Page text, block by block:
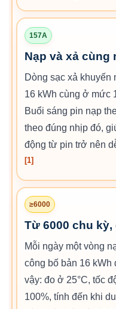
157A
Nạp và xả cùng
Dòng sạc xả khuyến
16 kWh cùng ở mức
Buổi sáng pin nạp
theo đúng nhịp đó,
động từ pin trở nên
[1]
≥6000
Từ 6000 chu kỳ,
Mỗi ngày một vòng
công bố bản 16
vậy: đo ở 25°C, tốc
100%, tính đến khi